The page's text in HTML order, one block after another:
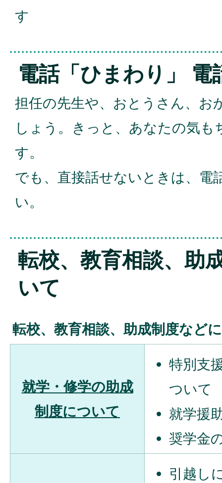
す
電話「ひまわり」
担任の先生や、おとうさん、お
しょう。きっと、あなたの気
す。
でも、直接話せないときは、電
い。
転校、教育相談、助
いて
転校、教育相談、助成制度など
就学・修学の助成
制度について
特別支
ついて
就学援
奨学金
引越し